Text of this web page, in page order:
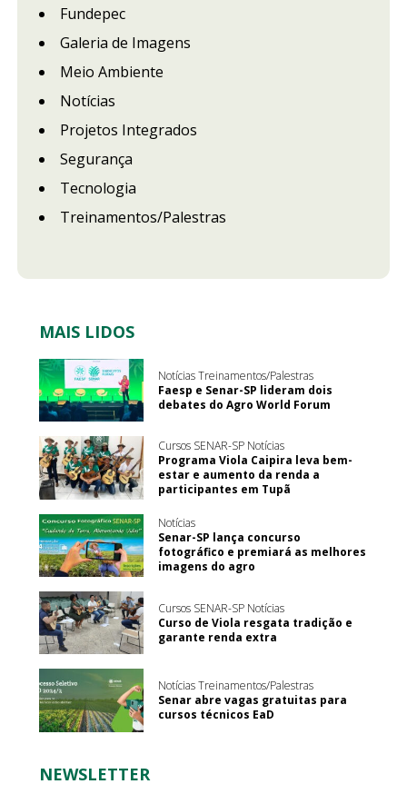
Fundepec
Galeria de Imagens
Meio Ambiente
Notícias
Projetos Integrados
Segurança
Tecnologia
Treinamentos/Palestras
MAIS LIDOS
Notícias Treinamentos/Palestras
Faesp e Senar-SP lideram dois
debates do Agro World Forum
Cursos SENAR-SP Notícias
Programa Viola Caipira leva bem-
estar e aumento da renda a
participantes em Tupã
Notícias
Senar-SP lança concurso
fotográfico e premiará as melhores
imagens do agro
Cursos SENAR-SP Notícias
Curso de Viola resgata tradição e
garante renda extra
Notícias Treinamentos/Palestras
Senar abre vagas gratuitas para
cursos técnicos EaD
NEWSLETTER